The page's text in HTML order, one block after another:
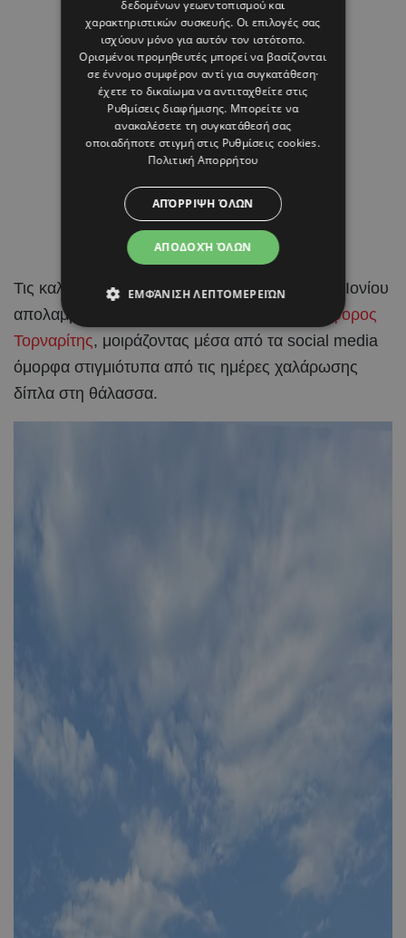
Τις καλοκαιρινές τουςδιακοπέςστα νησιά του Ιονίου
απολαμβάνουν η
Χριστόφορος
Τορναρίτης, μοιράζοντας μέσα από τα social media
όμορφα στιγμιότυπα από τις ημέρες χαλάρωσης
δίπλα στη θάλασσα.
δεδομένων γεωεντοπισμού και
χαρακτηριστικών συσκευής. Οι επιλογές σας
ισχύουν μόνο για αυτόν τον ιστότοπο.
Ορισμένοι προμηθευτές μπορεί να βασίζονται
σε έννομο συμφέρον αντί για συγκατάθεση·
έχετε το δικαίωμα να αντιταχθείτε στις
Ρυθμίσεις διαφήμισης. Μπορείτε να
ανακαλέσετε τη συγκατάθεσή σας
οποιαδήποτε στιγμή στις Ρυθμίσεις cookies.
Πολιτική Απορρήτου
ΑΠΟΔΟΧΉ ΌΛΩΝ
ΑΠΌΡΡΙΨΗ ΌΛΩΝ
ΕΜΦΆΝΙΣΗ ΛΕΠΤΟΜΕΡΕΙΏΝ